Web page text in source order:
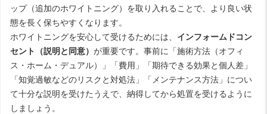
ップ（追加のホワイトニング）を取り入れることで、より良い状
態を長く保ちやすくなります。
ホワイトニングを安心して受けるためには、 インフォームドコン
セント（説明と同意） が重要です。事前に「施術方法（オフィ
ス・ホーム・デュアル）」「費用」「期待できる効果と個人差」
「知覚過敏などのリスクと対処法」「メンテナンス方法」につい
て十分な説明を受けたうえで、納得してから処置を受けるように
しましょう。